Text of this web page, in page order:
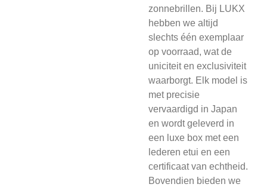
zonnebrillen. Bij LUKX
hebben we altijd
slechts één exemplaar
op voorraad, wat de
uniciteit en exclusiviteit
waarborgt. Elk model is
met precisie
vervaardigd in Japan
en wordt geleverd in
een luxe box met een
lederen etui en een
certificaat van echtheid.
Bovendien bieden we